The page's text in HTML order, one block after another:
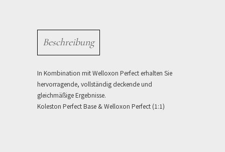
Beschreibung
In Kombination mit Welloxon Perfect erhalten Sie
hervorragende, vollständig deckende und
gleichmäßige Ergebnisse.
Koleston Perfect Base & Welloxon Perfect (1:1)